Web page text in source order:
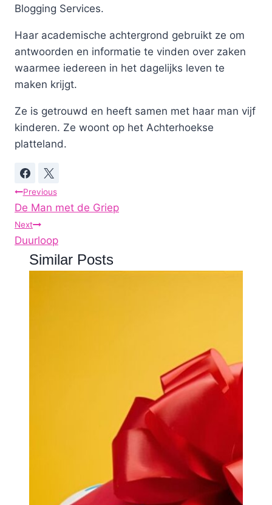
Blogging Services.
Haar academische achtergrond gebruikt ze om
antwoorden en informatie te vinden over zaken
waarmee iedereen in het dagelijks leven te
maken krijgt.
Ze is getrouwd en heeft samen met haar man vijf
kinderen. Ze woont op het Achterhoekse
platteland.
Post
navigation
Previous
De Man met de Griep
Next
Duurloop
Similar Posts